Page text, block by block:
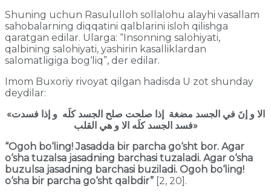
Shuning uchun Rasululloh sollalohu alayhi vasallam
sahobalarning diqqatini qalblarini isloh qilishga
qaratgan edilar. Ularga: “Insonning salohiyati,
qalbining salohiyati, yashirin kasalliklardan
salomatligiga bog‘liq”, der edilar.
Imom Buxoriy rivoyat qilgan hadisda U zot shunday
deydilar:
«الا و إنَ في الجسد مضغة إذا صلحت صلح الجسد كلَه و إذا فسدت
فسد الجسد كلَه الا و هي القلب»
“Ogoh bo‘ling! Jasadda bir parcha go‘sht bor. Agar
o‘sha tuzalsa jasadning barchasi tuzaladi. Agar o‘sha
buzulsa jasadning barchasi buziladi. Ogoh bo‘ling!
o‘sha bir parcha go‘sht qalbdir” [2, 20].